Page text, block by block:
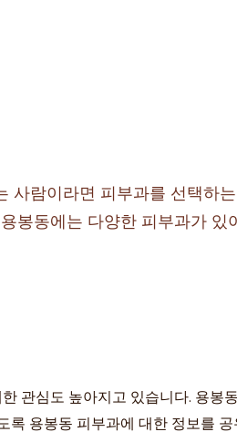
사람이라면 피부과를 선택하
봉동에는 다양한 피부과가
관심도 높아지고 있습니다. 용
록 용봉동 피부과에 대한 정보를